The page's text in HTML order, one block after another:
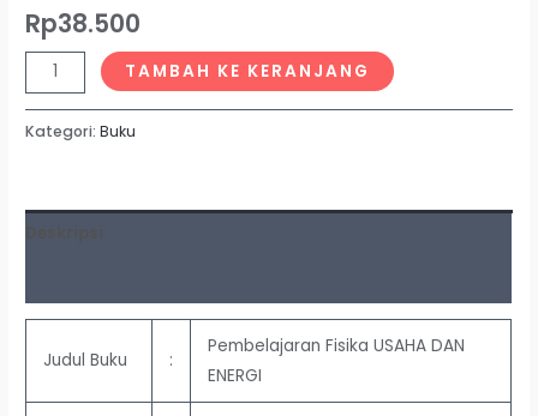
Rp38.500
TAMBAH KE KERANJANG
Kategori:Buku
Deskripsi
Judul Buku :
Pembelajaran Fisika USAHA DAN
ENERGI